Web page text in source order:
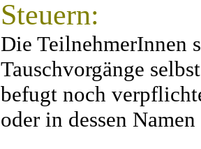
Steuern:
Die TeilnehmerInnen
Tauschvorgänge
befugt noch
oder in dessen